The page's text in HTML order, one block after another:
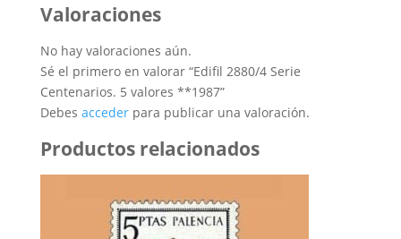
Valoraciones
No hay valoraciones aún.
Sé el primero en valorar “Edifil 2880/4 Serie
Centenarios. 5 valores **1987”
Debes accederpara publicar una valoración.
Productos relacionados